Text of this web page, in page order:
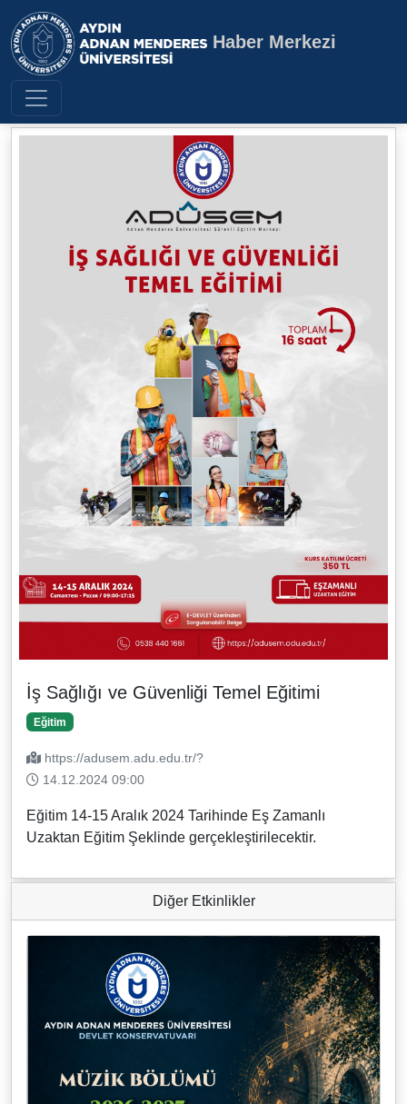
Aydın Adnan Menderes
Haber Merkezi
İş Sağlığı ve Güvenliği Temel Eğitimi
Eğitim
https://adusem.adu.edu.tr/?
14.12.2024 09:00
Eğitim 14-15 Aralık 2024 Tarihinde Eş Zamanlı
Uzaktan Eğitim Şeklinde gerçekleştirilecektir.
Diğer Etkinlikler